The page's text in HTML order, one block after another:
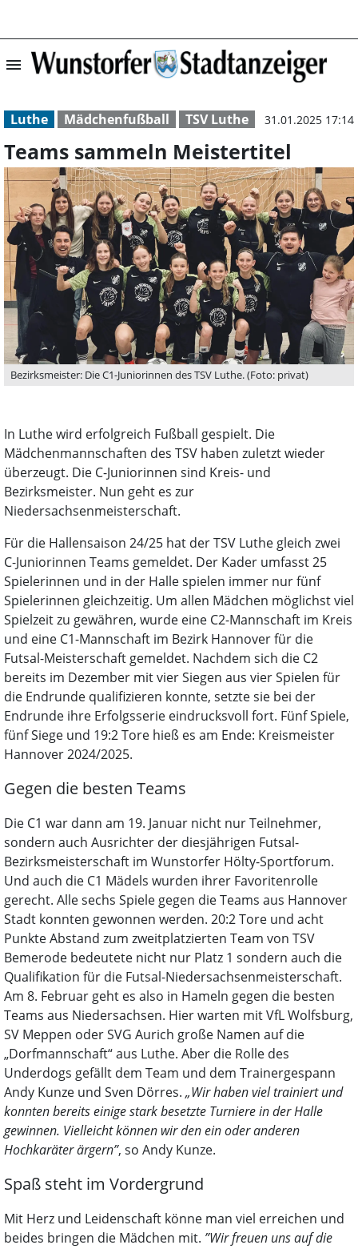
menu Teams
Luthe Mädchenfußball TSV Luthe 31.01.2025 17:14
Teams sammeln Meistertitel
Bezirksmeister: Die C1-Juniorinnen des TSV Luthe. (Foto: privat)
In Luthe wird erfolgreich Fußball gespielt. Die
Mädchenmannschaften des TSV haben zuletzt wieder
überzeugt. Die C-Juniorinnen sind Kreis- und
Bezirksmeister. Nun geht es zur
Niedersachsenmeisterschaft.
Für die Hallensaison 24/25 hat der TSV Luthe gleich zwei
C-Juniorinnen Teams gemeldet. Der Kader umfasst 25
Spielerinnen und in der Halle spielen immer nur fünf
Spielerinnen gleichzeitig. Um allen Mädchen möglichst viel
Spielzeit zu gewähren, wurde eine C2-Mannschaft im Kreis
und eine C1-Mannschaft im Bezirk Hannover für die
Futsal-Meisterschaft gemeldet. Nachdem sich die C2
bereits im Dezember mit vier Siegen aus vier Spielen für
die Endrunde qualifizieren konnte, setzte sie bei der
Endrunde ihre Erfolgsserie eindrucksvoll fort. Fünf Spiele,
fünf Siege und 19:2 Tore hieß es am Ende: Kreismeister
Hannover 2024/2025.
Gegen die besten Teams
Die C1 war dann am 19. Januar nicht nur Teilnehmer,
sondern auch Ausrichter der diesjährigen Futsal-
Bezirksmeisterschaft im Wunstorfer Hölty-Sportforum.
Und auch die C1 Mädels wurden ihrer Favoritenrolle
gerecht. Alle sechs Spiele gegen die Teams aus Hannover
Stadt konnten gewonnen werden. 20:2 Tore und acht
Punkte Abstand zum zweitplatzierten Team von TSV
Bemerode bedeutete nicht nur Platz 1 sondern auch die
Qualifikation für die Futsal-Niedersachsenmeisterschaft.
Am 8. Februar geht es also in Hameln gegen die besten
Teams aus Niedersachsen. Hier warten mit VfL Wolfsburg,
SV Meppen oder SVG Aurich große Namen auf die
„Dorfmannschaft“ aus Luthe. Aber die Rolle des
Underdogs gefällt dem Team und dem Trainergespann
Andy Kunze und Sven Dörres. „Wir haben viel trainiert und
konnten bereits einige stark besetzte Turniere in der Halle
gewinnen. Vielleicht können wir den ein oder anderen
Hochkaräter ärgern”, so Andy Kunze.
Spaß steht im Vordergrund
Mit Herz und Leidenschaft könne man viel erreichen und
beides bringen die Mädchen mit. ”Wir freuen uns auf die